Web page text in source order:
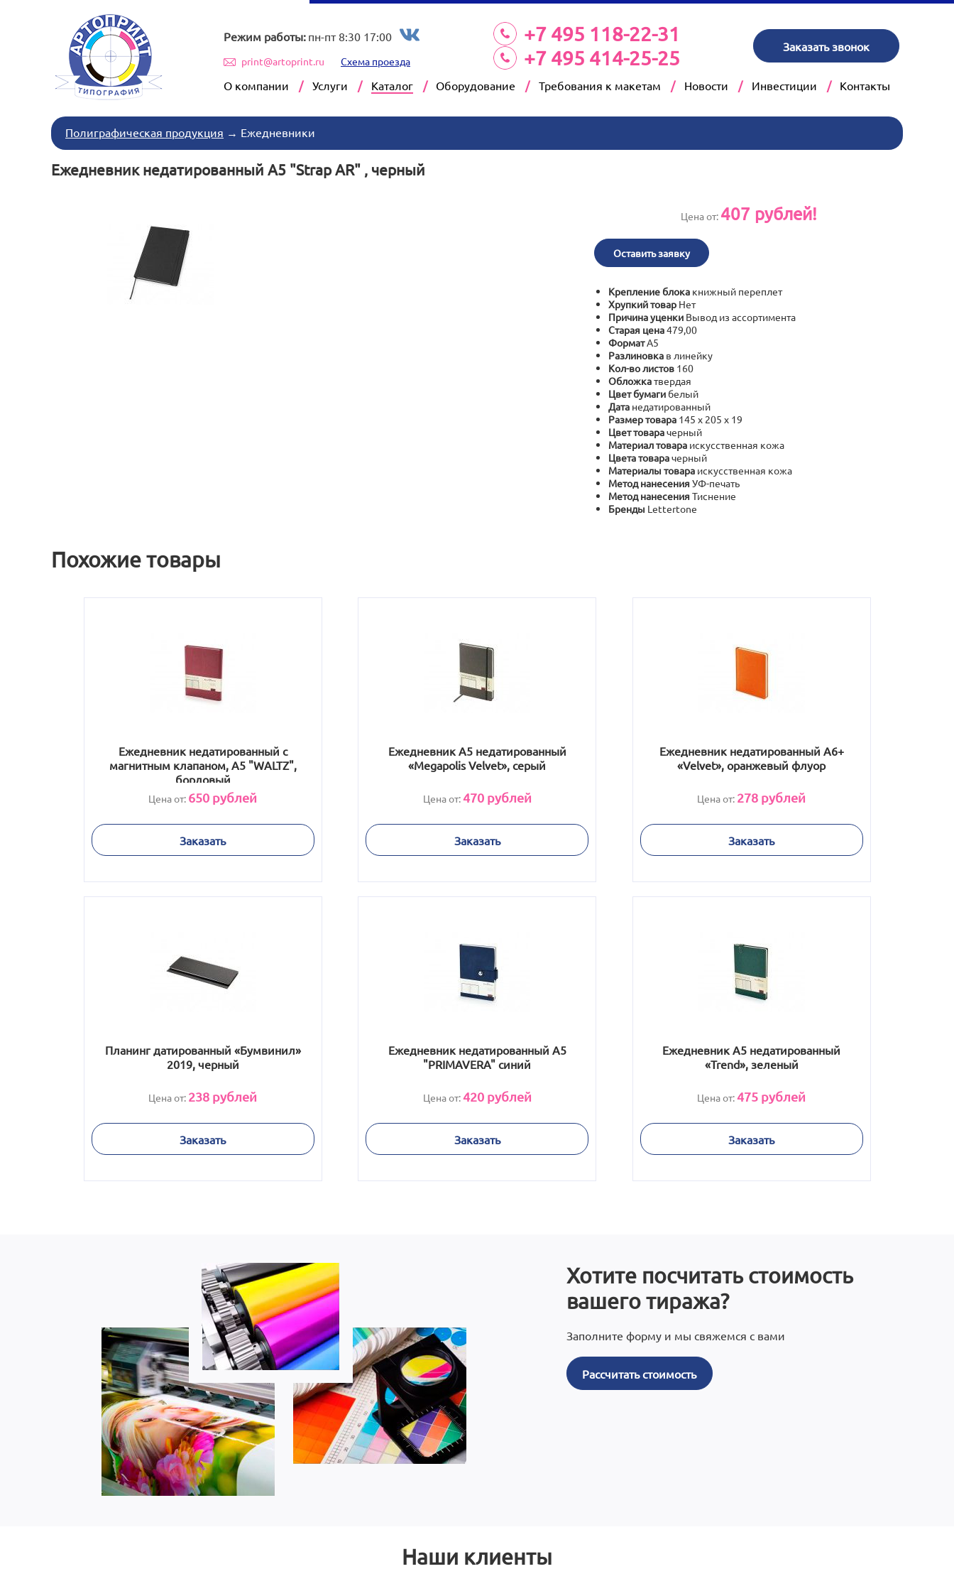
Режим работы: пн-пт 8:30 17:00
print@artoprint.ru Схема проезда
+7 495 118-22-31
+7 495 414-25-25
Заказать звонок
О компании Услуги Каталог Оборудование Требования к макетам Новости Инвестиции Контакты
Полиграфическая продукция → Ежедневники
Ежедневник недатированный А5 "Strap AR" , черный
Цена от: 407 рублей!
Оставить заявку
Крепление блока книжный переплет
Хрупкий товар Нет
Причина уценки Вывод из ассортимента
Старая цена479,00
ФорматА5
Разлиновка в линейку
Кол-во листов 160
Обложкатвердая
Цвет бумаги белый
Дата недатированный
Размер товара 145 х 205 х 19
Цвет товарачерный
Материал товара искусственная кожа
Цвета товарачерный
Материалы товара искусственная кожа
Метод нанесения УФ-печать
Метод нанесения Тиснение
Бренды Lettertone
Похожие товары
Ежедневник недатированный с
магнитным клапаном, А5 "WALTZ",
бордовый
Цена от: 650 рублей
Заказать
Ежедневник А5 недатированный
«Megapolis Velvet», серый
Цена от:470рублей
Заказать
Ежедневник недатированный А6+
«Velvet», оранжевый флуор
Цена от: 278 рублей
Заказать
Планинг датированный «Бумвинил»
2019, черный
Цена от: 238 рублей
Заказать
Ежедневник недатированный А5
"PRIMAVERA" синий
Цена от:420рублей
Заказать
Ежедневник А5 недатированный
«Trend», зеленый
Цена от:475 рублей
Заказать
Хотите посчитать стоимость
вашего тиража?
Заполните форму и мы свяжемся с вами
Рассчитать стоимость
Наши клиенты